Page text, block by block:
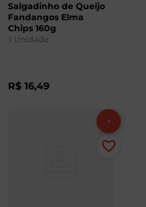
Salgadinho de Queijo
Fandangos Elma
Chips 160g
1 Unidade
R$ 16,49